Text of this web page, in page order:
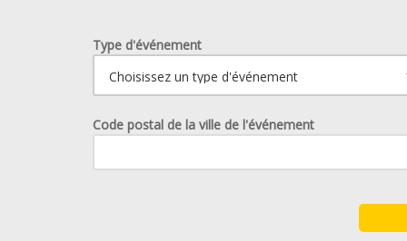
Type d'événement
Code postal de la ville de l'événement